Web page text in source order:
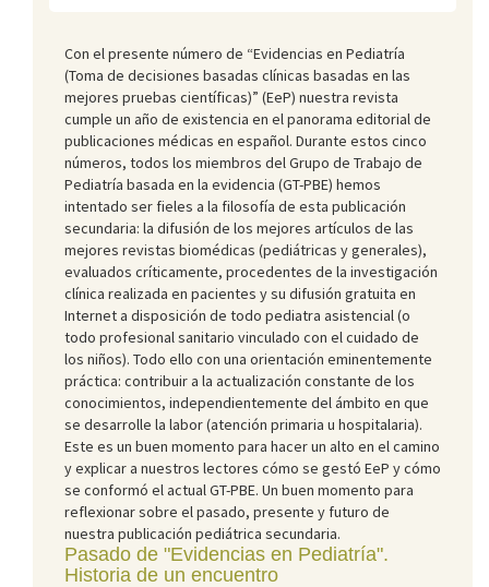
Con el presente número de “Evidencias en Pediatría
(Toma de decisiones basadas clínicas basadas en las
mejores pruebas científicas)” (EeP) nuestra revista
cumple un año de existencia en el panorama editorial de
publicaciones médicas en español. Durante estos cinco
números, todos los miembros del Grupo de Trabajo de
Pediatría basada en la evidencia (GT-PBE) hemos
intentado ser fieles a la filosofía de esta publicación
secundaria: la difusión de los mejores artículos de las
mejores revistas biomédicas (pediátricas y generales),
evaluados críticamente, procedentes de la investigación
clínica realizada en pacientes y su difusión gratuita en
Internet a disposición de todo pediatra asistencial (o
todo profesional sanitario vinculado con el cuidado de
los niños). Todo ello con una orientación eminentemente
práctica: contribuir a la actualización constante de los
conocimientos, independientemente del ámbito en que
se desarrolle la labor (atención primaria u hospitalaria).
Este es un buen momento para hacer un alto en el camino
y explicar a nuestros lectores cómo se gestó EeP y cómo
se conformó el actual GT-PBE. Un buen momento para
reflexionar sobre el pasado, presente y futuro de
nuestra publicación pediátrica secundaria.
Pasado de "Evidencias en Pediatría".
Historia de un encuentro